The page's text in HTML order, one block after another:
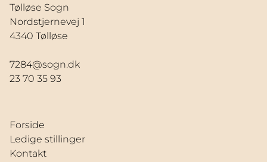
Tølløse Sogn
Nordstjernevej 1
4340 Tølløse
7284@sogn.dk
23 70 35 93
Forside
Ledige stillinger
Kontakt